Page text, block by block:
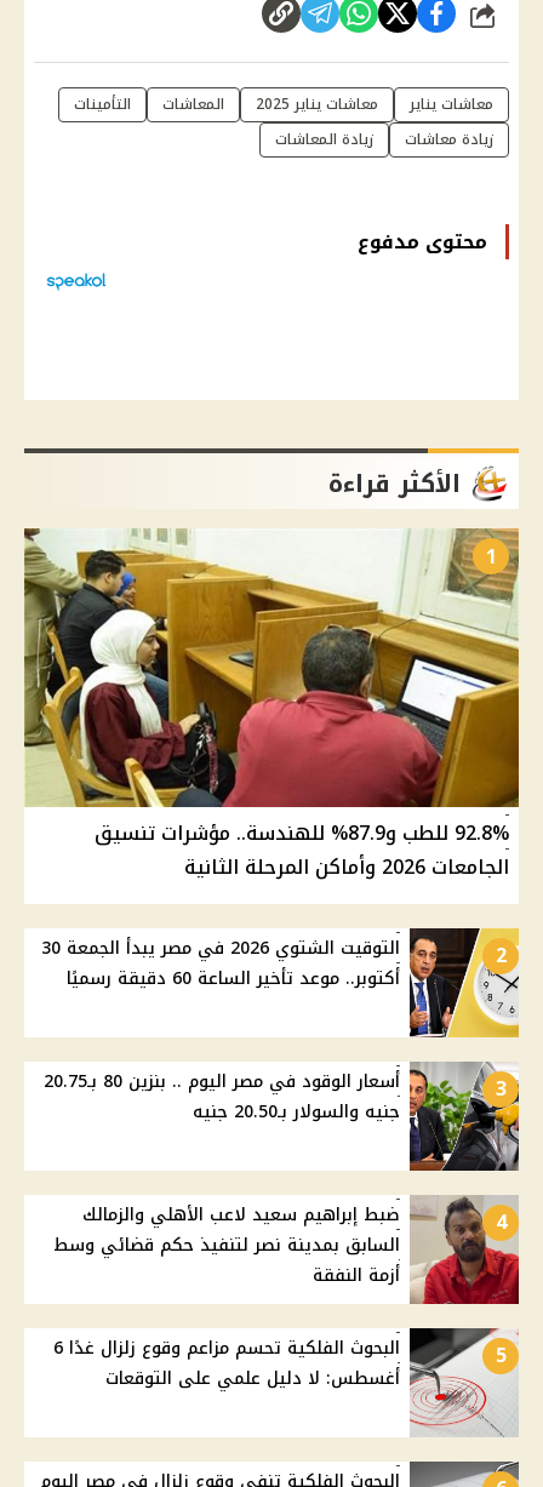
شارك
معاشات يناير معاشات يناير 2025 المعاشات
التأمينات
زيادة معاشات
زيادة المعاشات
محتوى مدفوع
الأكثر قراءة
1
92.8% للطب و87.9% للهندسة.. مؤشرات تنسيق
الجامعات 2026 وأماكن المرحلة الثانية
2
التوقيت الشتوي 2026 في مصر يبدأ الجمعة 30
أكتوبر.. موعد تأخير الساعة 60 دقيقة رسميًا
3
أسعار الوقود في مصر اليوم .. بنزين 80 بـ20.75
جنيه والسولار بـ20.50 جنيه
4
ضبط إبراهيم سعيد لاعب الأهلي والزمالك
السابق بمدينة نصر لتنفيذ حكم قضائي وسط
أزمة النفقة
5
البحوث الفلكية تحسم مزاعم وقوع زلزال غدًا 6
أغسطس: لا دليل علمي على التوقعات